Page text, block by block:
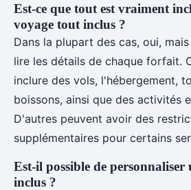
Est-ce que tout est vraiment
voyage tout inclus ?
Dans la plupart des cas, oui,
lire les détails de chaque forfait.
inclure des vols, l'hébergement,
boissons, ainsi que des activités
D'autres peuvent avoir des
supplémentaires pour certains
Est-il possible de
inclus ?